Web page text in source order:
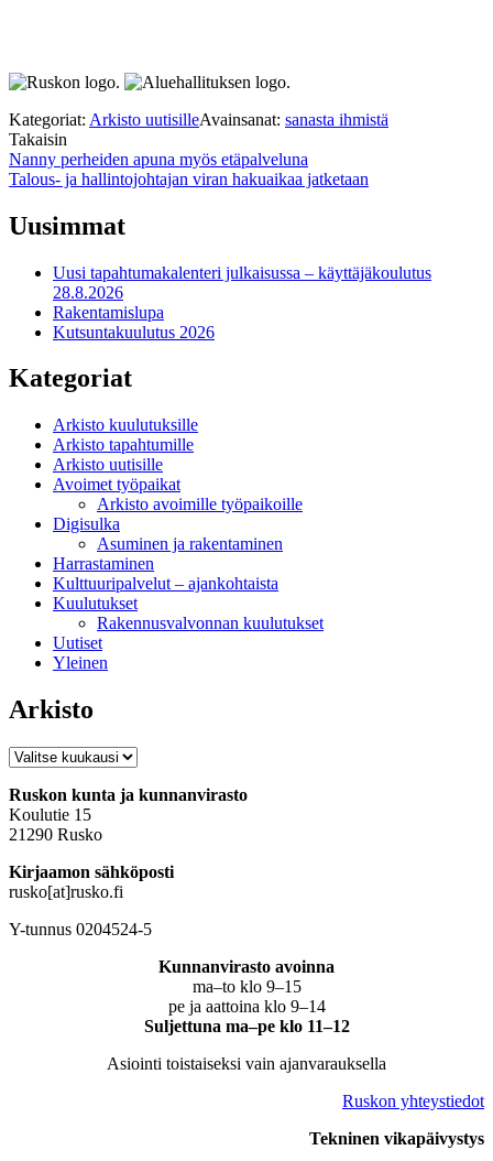
Kategoriat: Arkisto uutisilleAvainsanat: sanasta ihmistä
Takaisin
Artikkelien
selaus
Nanny perheiden apuna myös etäpalveluna
Talous- ja hallintojohtajan viran hakuaikaa jatketaan
Uusimmat
Uusi tapahtumakalenteri julkaisussa – käyttäjäkoulutus
28.8.2026
Rakentamislupa
Kutsuntakuulutus 2026
Kategoriat
Arkisto kuulutuksille
Arkisto tapahtumille
Arkisto uutisille
Avoimet työpaikat
Arkisto avoimille työpaikoille
Digisulka
Asuminen ja rakentaminen
Harrastaminen
Kulttuuripalvelut – ajankohtaista
Kuulutukset
Rakennusvalvonnan kuulutukset
Uutiset
Yleinen
Arkisto
Arkisto
Ruskon kunta ja kunnanvirasto
Koulutie 15
21290 Rusko
Kirjaamon sähköposti
rusko[at]rusko.fi
Y-tunnus 0204524-5
Kunnanvirasto avoinna
ma–to klo 9–15
pe ja aattoina klo 9–14
Suljettuna ma–pe klo 11–12
Asiointi toistaiseksi vain ajanvarauksella
Ruskon yhteystiedot
Tekninen vikapäivystys